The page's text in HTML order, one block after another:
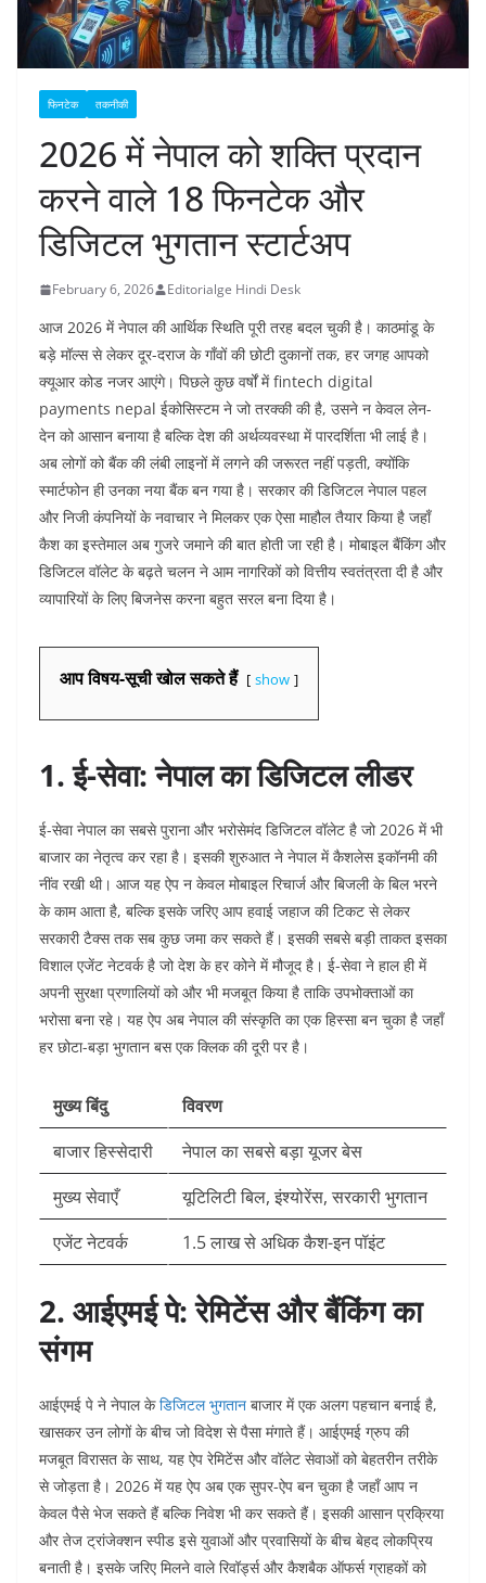
फिनटेक तकनीकी
2026 में नेपाल को शक्ति प्रदान
करने वाले 18 फिनटेक और
डिजिटल भुगतान स्टार्टअप
February 6, 2026 Editorialge Hindi Desk
आज 2026 में नेपाल की आर्थिक स्थिति पूरी तरह बदल चुकी है। काठमांडू के
बड़े मॉल्स से लेकर दूर-दराज के गाँवों की छोटी दुकानों तक, हर जगह आपको
क्यूआर कोड नजर आएंगे। पिछले कुछ वर्षों में fintech digital
payments nepal ईकोसिस्टम ने जो तरक्की की है, उसने न केवल लेन-
देन को आसान बनाया है बल्कि देश की अर्थव्यवस्था में पारदर्शिता भी लाई है।
अब लोगों को बैंक की लंबी लाइनों में लगने की जरूरत नहीं पड़ती, क्योंकि
स्मार्टफोन ही उनका नया बैंक बन गया है। सरकार की डिजिटल नेपाल पहल
और निजी कंपनियों के नवाचार ने मिलकर एक ऐसा माहौल तैयार किया है जहाँ
कैश का इस्तेमाल अब गुजरे जमाने की बात होती जा रही है। मोबाइल बैंकिंग और
डिजिटल वॉलेट के बढ़ते चलन ने आम नागरिकों को वित्तीय स्वतंत्रता दी है और
व्यापारियों के लिए बिजनेस करना बहुत सरल बना दिया है।
आप विषय-सूची खोल सकते हैं show
1. ई-सेवा: नेपाल का डिजिटल लीडर
ई-सेवा नेपाल का सबसे पुराना और भरोसेमंद डिजिटल वॉलेट है जो 2026 में भी
बाजार का नेतृत्व कर रहा है। इसकी शुरुआत ने नेपाल में कैशलेस इकॉनमी की
नींव रखी थी। आज यह ऐप न केवल मोबाइल रिचार्ज और बिजली के बिल भरने
के काम आता है, बल्कि इसके जरिए आप हवाई जहाज की टिकट से लेकर
सरकारी टैक्स तक सब कुछ जमा कर सकते हैं। इसकी सबसे बड़ी ताकत इसका
विशाल एजेंट नेटवर्क है जो देश के हर कोने में मौजूद है। ई-सेवा ने हाल ही में
अपनी सुरक्षा प्रणालियों को और भी मजबूत किया है ताकि उपभोक्ताओं का
भरोसा बना रहे। यह ऐप अब नेपाल की संस्कृति का एक हिस्सा बन चुका है जहाँ
हर छोटा-बड़ा भुगतान बस एक क्लिक की दूरी पर है।
मुख्य बिंदु
विवरण
बाजार हिस्सेदारी
नेपाल का सबसे बड़ा यूजर बेस
मुख्य सेवाएँ
यूटिलिटी बिल, इंश्योरेंस, सरकारी भुगतान
एजेंट नेटवर्क
1.5 लाख से अधिक कैश-इन पॉइंट
2. आईएमई पे: रेमिटेंस और बैंकिंग का
संगम
आईएमई पे ने नेपाल केडिजिटल भुगतान बाजार में एक अलग पहचान बनाई है,
खासकर उन लोगों के बीच जो विदेश से पैसा मंगाते हैं। आईएमई ग्रुप की
मजबूत विरासत के साथ, यह ऐप रेमिटेंस और वॉलेट सेवाओं को बेहतरीन तरीके
से जोड़ता है। 2026 में यह ऐप अब एक सुपर-ऐप बन चुका है जहाँ आप न
केवल पैसे भेज सकते हैं बल्कि निवेश भी कर सकते हैं। इसकी आसान प्रक्रिया
और तेज ट्रांजेक्शन स्पीड इसे युवाओं और प्रवासियों के बीच बेहद लोकप्रिय
बनाती है। इसके जरिए मिलने वाले रिवॉर्ड्स और कैशबैक ऑफर्स ग्राहकों को